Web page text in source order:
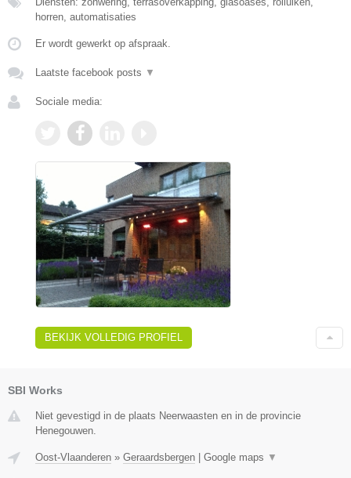
horren, automatisaties
Er wordt gewerkt op afspraak.
Laatste facebook posts ▼
Sociale media:
BEKIJK VOLLEDIG PROFIEL
SBI Works
Niet gevestigd in de plaats Neerwaasten en in de provincie
Henegouwen.
Oost-Vlaanderen » Geraardsbergen Google maps ▼